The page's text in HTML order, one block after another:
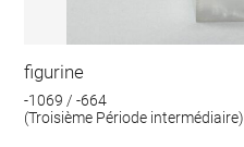
figurine
-1069 / -664
(Troisième Période intermédiaire)